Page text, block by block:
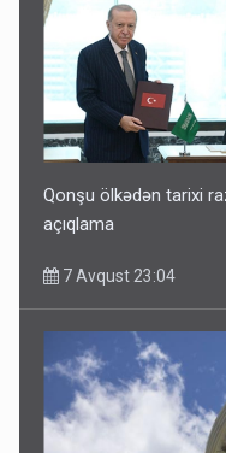
Qonşu ölkədən tarixi
açıqlama
7 Avqust 23:04